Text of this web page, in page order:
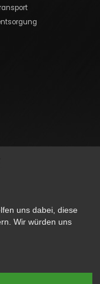
uns dabei, diese
Wir würden uns